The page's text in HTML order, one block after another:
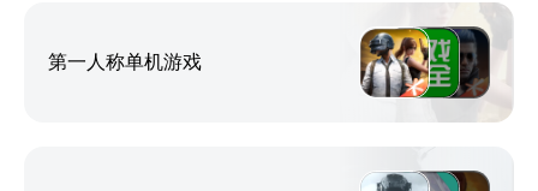
各职业对应专属武器，装备自主打造、自由选择，拥有
第一人称单机游戏